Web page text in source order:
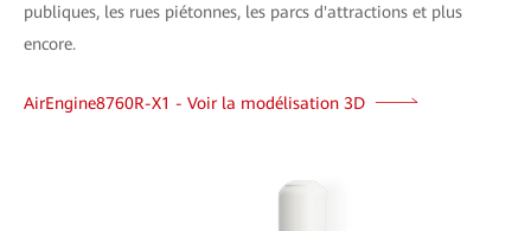
publiques, les rues piétonnes, les parcs d'attractions et plus
encore.
AirEngine8760R-X1 - Voir la modélisation 3D